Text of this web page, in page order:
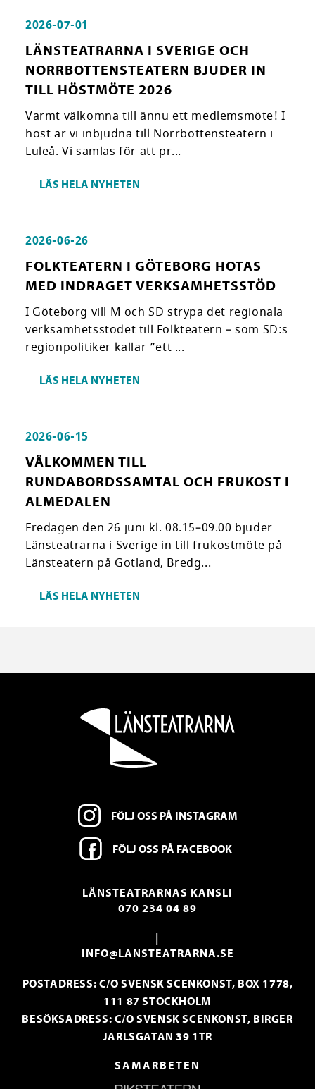
2026-07-01
LÄNSTEATRARNA I SVERIGE OCH
NORRBOTTENSTEATERN BJUDER IN
TILL HÖSTMÖTE 2026
Varmt välkomna till ännu ett medlemsmöte! I
höst är vi inbjudna till Norrbottensteatern i
Luleå. Vi samlas för att pr...
LÄS HELA NYHETEN
2026-06-26
FOLKTEATERN I GÖTEBORG HOTAS
MED INDRAGET VERKSAMHETSSTÖD
I Göteborg vill M och SD strypa det regionala
verksamhetsstödet till Folkteatern – som SD:s
regionpolitiker kallar ”ett ...
LÄS HELA NYHETEN
2026-06-15
VÄLKOMMEN TILL
RUNDABORDSSAMTAL OCH FRUKOST I
ALMEDALEN
Fredagen den 26 juni kl. 08.15–09.00 bjuder
Länsteatrarna i Sverige in till frukostmöte på
Länsteatern på Gotland, Bredg...
LÄS HELA NYHETEN
FÖLJ OSS PÅ INSTAGRAM
FÖLJ OSS PÅ FACEBOOK
LÄNSTEATRARNAS KANSLI
070 234 04 89
|
INFO@LANSTEATRARNA.SE
POSTADRESS: C/O SVENSK SCENKONST, BOX 1778,
111 87 STOCKHOLM
BESÖKSADRESS: C/O SVENSK SCENKONST, BIRGER
JARLSGATAN 39 1TR
SAMARBETEN